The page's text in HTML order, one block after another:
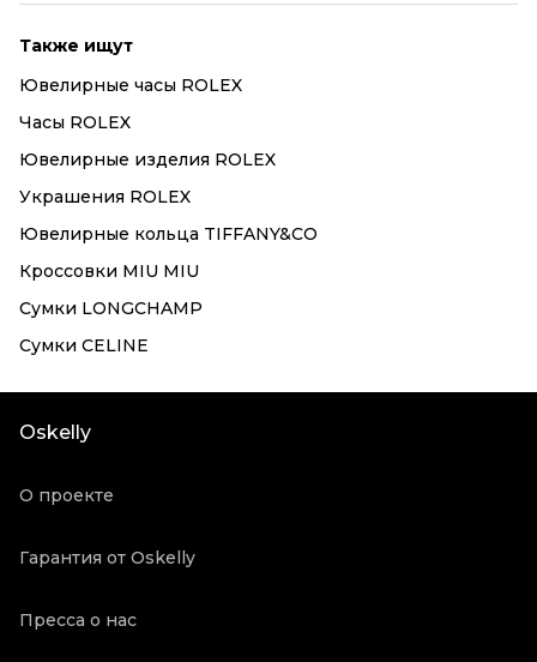
Также ищут
Ювелирные часы ROLEX
Часы ROLEX
Ювелирные изделия ROLEX
Украшения ROLEX
Ювелирные кольца TIFFANY&CO
Кроссовки MIU MIU
Сумки LONGCHAMP
Сумки CELINE
Oskelly
О проекте
Гарантия от Oskelly
Пресса о нас